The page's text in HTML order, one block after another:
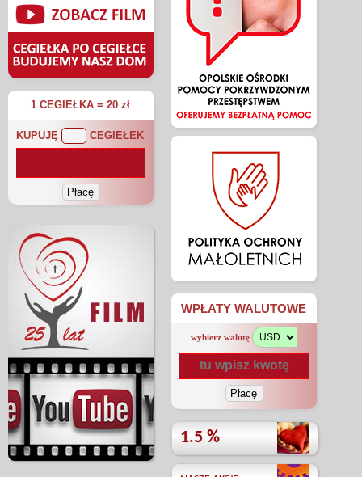
1 CEGIEŁKA = 20 zł
KUPUJĘ CEGIEŁEK
WPŁATY WALUTOWE
wybierz walutę
1.5 %